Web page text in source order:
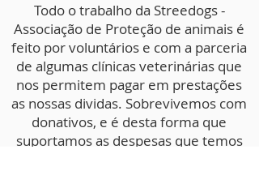
Todo o trabalho da Streedogs -
Associação de Proteção de animais é
feito por voluntários e com a parceria
de algumas clínicas veterinárias que
nos permitem pagar em prestações
as nossas dividas. Sobrevivemos com
donativos, e é desta forma que
suportamos as despesas que temos